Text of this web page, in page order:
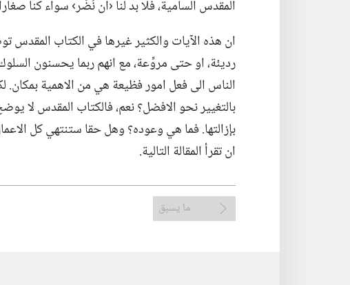
المقدس السامية،‏ فلا بد لنا ‹ان نُضَر› سواء كنا
ان هذه الآيات والكثير غيرها في الكتاب المقدس
رديئة،‏ او حتى مروِّعة،‏ مع انهم ربما يحسنون
الناس الى فعل امور فظيعة هي من الاهمية
بالتغيير نحو الافضل؟‏ نعم،‏ فالكتاب المقدس لا
بإزالتها.‏ فما هي وعوده؟‏ وهل حقا ستنتهي كل
ان تقرأ المقالة التالية.‏
ما يسبق